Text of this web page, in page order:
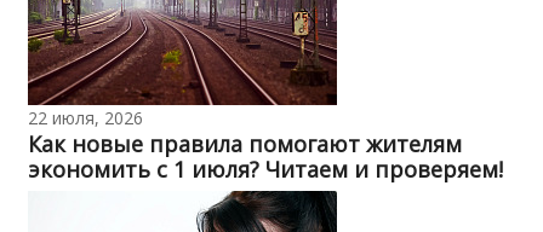
22 июля, 2026
Как новые правила помогают жителям
экономить с 1 июля? Читаем и проверяем!